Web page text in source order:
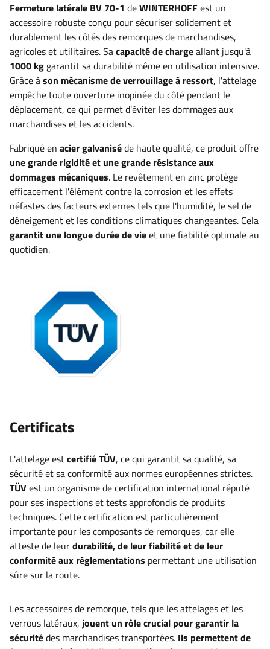
Fermeture latérale BV 70-1 deWINTERHOFFest un
accessoire robuste conçu pour sécuriser solidement et
durablement les côtés des remorques de marchandises,
agricoles et utilitaires. Sacapacité de chargeallant jusqu'à
1000 kg garantit sa durabilité même en utilisation intensive.
Grâce àson mécanisme de verrouillage à ressort, l'attelage
empêche toute ouverture inopinée du côté pendant le
déplacement, ce qui permet d'éviter les dommages aux
marchandises et les accidents.
Fabriqué en acier galvaniséde haute qualité, ce produit offre
une grande rigidité et une grande résistance aux
dommages mécaniques. Le revêtement en zinc protège
efficacement l'élément contre la corrosion et les effets
néfastes des facteurs externes tels que l'humidité, le sel de
déneigement et les conditions climatiques changeantes. Cela
garantit une longue durée de vieet une fiabilité optimale au
quotidien.
Certificats
L'attelageestcertifié TÜV, ce qui garantit sa qualité, sa
sécurité et sa conformité aux normes européennes strictes.
TÜVest un organisme de certification international réputé
pour ses inspections et tests approfondis de produits
techniques. Cette certification est particulièrement
importante pour les composants de remorques, car elle
atteste de leurdurabilité, de leur fiabilité et de leur
conformité aux réglementations permettant une utilisation
sûre sur la route.
Les accessoires de remorque, tels que les attelages et les
verrous latéraux, jouent un rôle crucial pour garantir la
sécuritédes marchandises transportées. Ils permettent de